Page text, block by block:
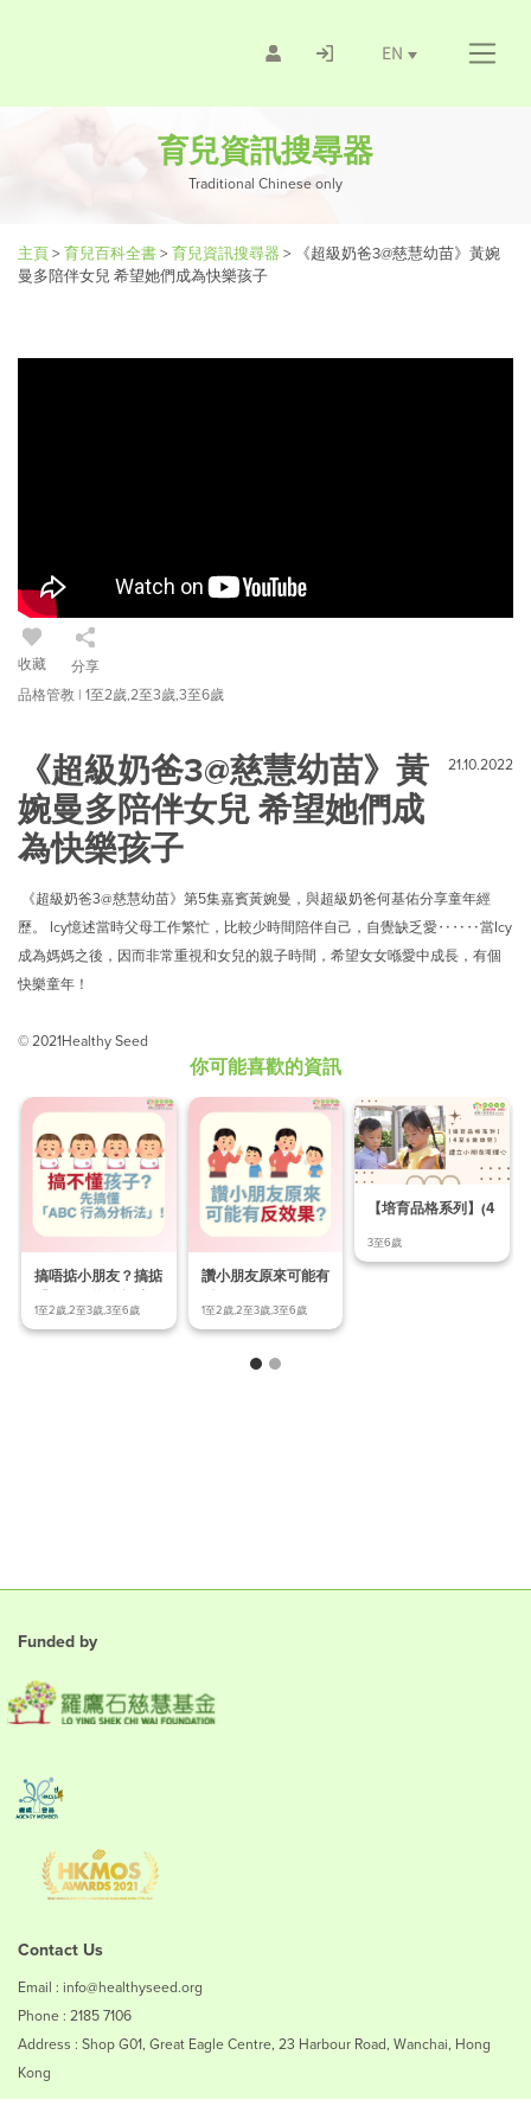
EN
育兒資訊搜尋器
Traditional Chinese only
主頁> 育兒百科全書> 育兒資訊搜尋器 > 《超級奶爸3@慈慧幼苗》黃婉
曼多陪伴女兒 希望她們成為快樂孩子
收藏
分享
品格管教 | 1至2歲,2至3歲,3至6歲
《超級奶爸3@慈慧幼苗》黃
婉曼多陪伴女兒 希望她們成
為快樂孩子
21.10.2022
《超級奶爸3@慈慧幼苗》第5集嘉賓黃婉曼，與超級奶爸何基佑分享童年經
歷。 Icy憶述當時父母工作繁忙，比較少時間陪伴自己，自覺缺乏愛‥‥‥當Icy
成為媽媽之後，因而非常重視和女兒的親子時間，希望女女喺愛中成長，有個
快樂童年！
© 2021Healthy Seed
你可能喜歡的資訊
搞唔掂小朋友？搞掂
「ABC行為分析法」
先
1至2歲,2至3歲,3至6歲
讚小朋友原來可能有
反效果？
1至2歲,2至3歲,3至6歲
【培育品格系列】(4
3至6歲
Funded by
Contact Us
Email : info@healthyseed.org
Phone : 2185 7106
Address : Shop G01, Great Eagle Centre, 23 Harbour Road, Wanchai, Hong
Kong